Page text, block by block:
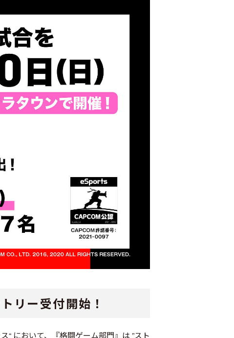
リー受付開始！
“ において、『格闘ゲーム部門』は ”スト